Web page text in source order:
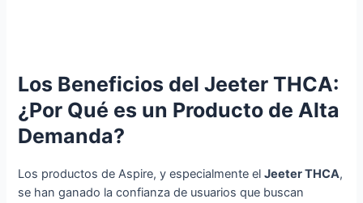
Los Beneficios del Jeeter THCA:
¿Por Qué es un Producto de Alta
Demanda?
Los productos de Aspire, y especialmente elJeeter THCA,
se han ganado la confianza de usuarios que buscan